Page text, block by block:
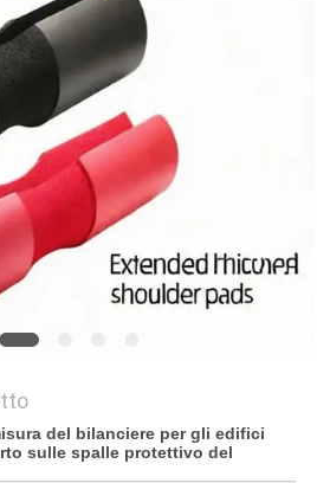
del bilanciere per gli edifici
sulle spalle protettivo del